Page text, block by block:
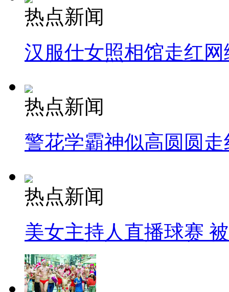
热点新闻
汉服仕女照相馆走红网
热点新闻
警花学霸神似高圆圆走
热点新闻
美女主持人直播球赛